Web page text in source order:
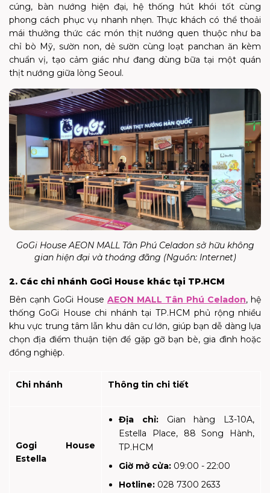
cúng, bàn nướng hiện đại, hệ thống hút khói tốt cùng
phong cách phục vụ nhanh nhẹn. Thực khách có thể thoải
mái thưởng thức các món thịt nướng quen thuộc như ba
chỉ bò Mỹ, sườn non, dẻ sườn cùng loạt panchan ăn kèm
chuẩn vị, tạo cảm giác như đang dùng bữa tại một quán
thịt nướng giữa lòng Seoul.
GoGi House AEON MALL Tân Phú Celadon sở hữu không
gian hiện đại và thoáng đãng (Nguồn: Internet)
2. Các chi nhánh GoGi House khác tại TP.HCM
Bên cạnh GoGi House AEON MALL Tân Phú Celadon, hệ
thống GoGi House chi nhánh tại TP.HCM phủ rộng nhiều
khu vực trung tâm lẫn khu dân cư lớn, giúp bạn dễ dàng lựa
chọn địa điểm thuận tiện để gặp gỡ bạn bè, gia đình hoặc
đồng nghiệp.
Chi nhánh Thông tin chi tiết
Gogi House
Estella
Địa chỉ:Gian hàng L3-10A,
Estella Place, 88 Song Hành,
TP.HCM
Giờ mở cửa: 09:00 - 22:00
Hotline: 028 7300 2633